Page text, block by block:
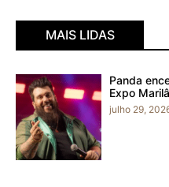
MAIS LIDAS
Panda
Expo
julho 29,